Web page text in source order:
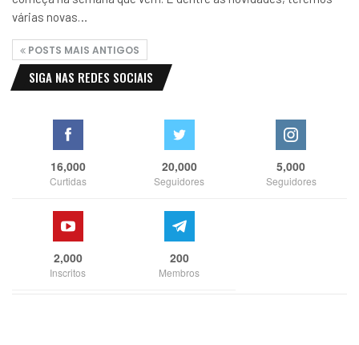
várias novas…
POSTS MAIS ANTIGOS
SIGA NAS REDES SOCIAIS
16,000
Curtidas
20,000
Seguidores
5,000
Seguidores
2,000
Inscritos
200
Membros